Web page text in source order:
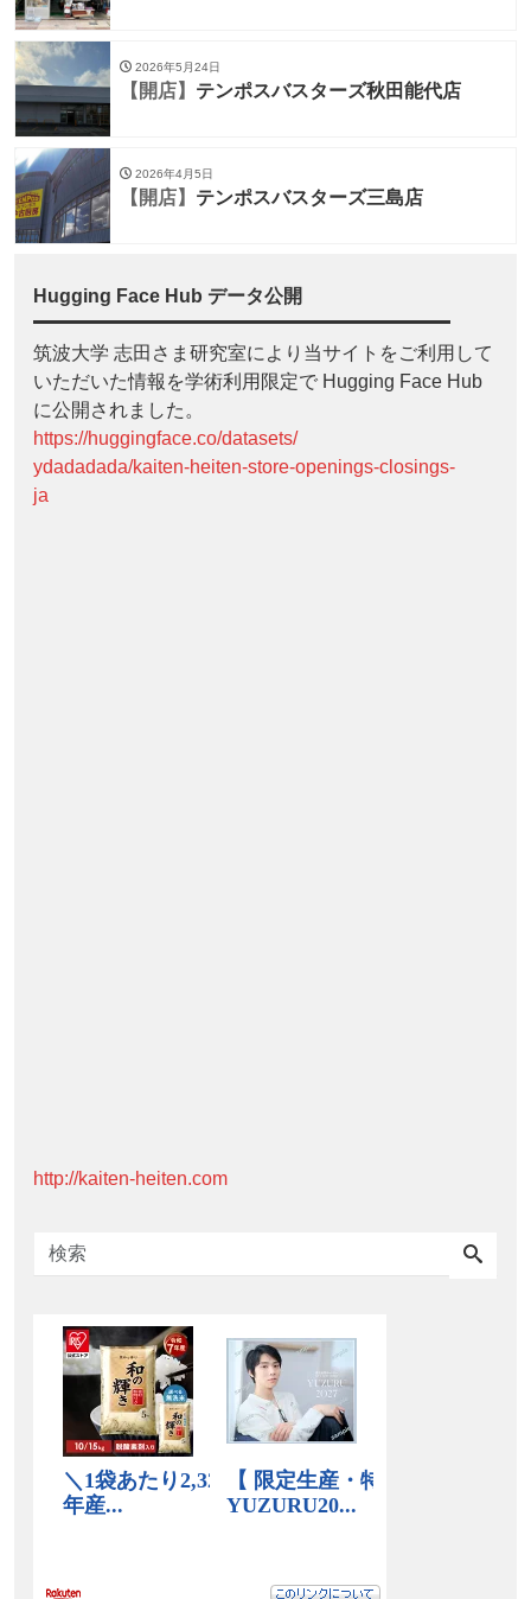
2026年5月24日
【開店】 テンポスバスターズ秋田能代店
2026年4月5日
【開店】 テンポスバスターズ三島店
Hugging Face Hub データ公開
筑波大学 志田さま研究室により当サイトをご利用して
いただいた情報を学術利用限定で Hugging Face Hub
に公開されました。
https://huggingface.co/datasets/
ydadadada/kaiten-heiten-store-openings-closings-
ja
http://kaiten-heiten.com